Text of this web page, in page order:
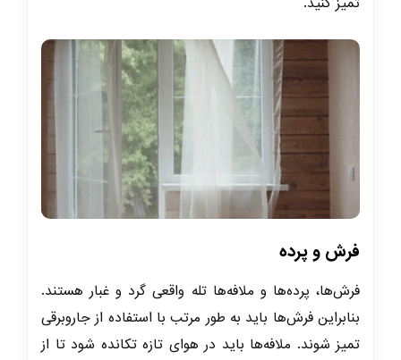
فرش و پرده
فرش‌ها، پرده‌ها و ملافه‌ها تله واقعی گرد و غبار هستند.
بنابراین فرش‌ها باید به طور مرتب با استفاده از جاروبرقی
تمیز شوند. ملافه‌ها باید در هوای تازه تکانده شود تا از